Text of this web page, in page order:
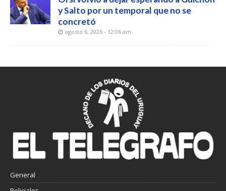
y Salto por un temporal que no se
concretó
agosto 6, 2026 - 12:06 am
General